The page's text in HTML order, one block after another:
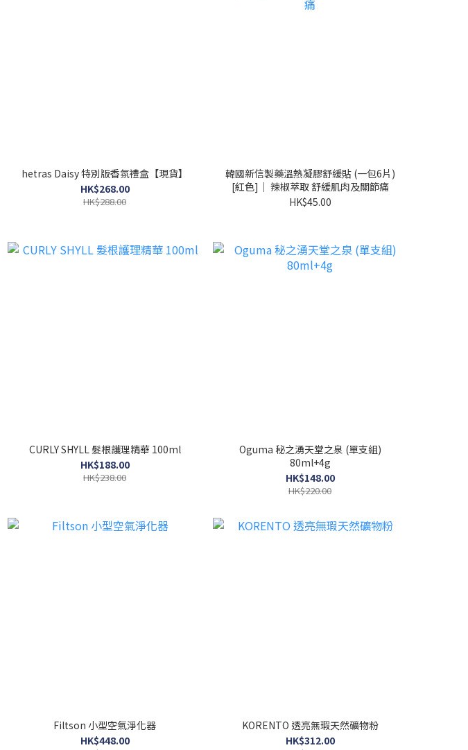
hetras Daisy 特別版香氛禮盒【現貨】
HK$268.00
HK$288.00
韓國新信製藥溫熱凝膠舒緩貼 (一包6片)
[紅色]｜ 辣椒萃取 舒緩肌肉及關節痛
HK$45.00
CURLY SHYLL 髮根護理精華 100ml
HK$188.00
HK$238.00
Oguma 秘之湧天堂之泉 (單支組)
80ml+4g
HK$148.00
HK$220.00
Filtson 小型空氣淨化器
HK$448.00
KORENTO 透亮無瑕天然礦物粉
HK$312.00